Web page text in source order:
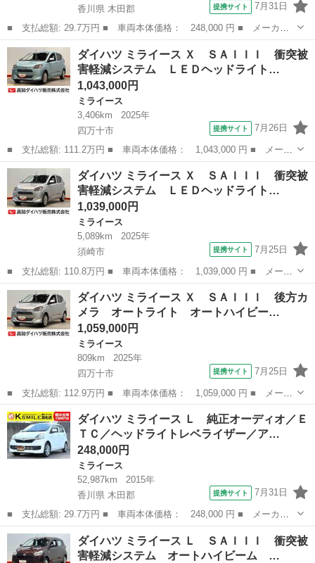
香川県 木田郡
提携サイト 7月31日
■ 支払総額: 29.7万円 ■ 車両本体価格： 248,000 円 ■ メーカー
名： ダイハツ ■ 車種名： ミライース ■ グレード名： Ｘ Ｅ
ＴＣ／ナビ／ワンセグ／ＣＤ再生／バックカメラ／スマートキー／ア
イドリングス...
香川 木田郡 ミライース
ダイハツ ミライース Ｘ ＳＡＩＩＩ 衝突被
害軽減システム ＬＥＤヘッドライト…
1,043,000円
ミライース
3,406km
2025年
四万十市
提携サイト 7月26日
■ 支払総額: 111.2万円 ■ 車両本体価格： 1,043,000 円 ■ メーカ
ー名： ダイハツ ■ 車種名： ミライース ■ グレード名： Ｘ
ＳＡＩＩＩ 衝突被害軽減システム ＬＥＤヘッドライト オートハ
イビーム...
高知 四万十市
ダイハツ ミライース Ｘ ＳＡＩＩＩ 衝突被
害軽減システム ＬＥＤヘッドライト…
1,039,000円
ミライース
5,089km
2025年
須崎市
提携サイト 7月25日
■ 支払総額: 110.8万円 ■ 車両本体価格： 1,039,000 円 ■ メーカ
ー名： ダイハツ ■ 車種名： ミライース ■ グレード名： Ｘ
ＳＡＩＩＩ 衝突被害軽減システム ＬＥＤヘッドライト オートラ
イト オ...
高知 須崎市 ミライース
ダイハツ ミライース Ｘ ＳＡＩＩＩ 後方カ
メラ オートライト オートハイビー…
1,059,000円
ミライース
809km
2025年
四万十市
提携サイト 7月25日
■ 支払総額: 112.9万円 ■ 車両本体価格： 1,059,000 円 ■ メーカ
ー名： ダイハツ ■ 車種名： ミライース ■ グレード名： Ｘ
ＳＡＩＩＩ 後方カメラ オートライト オートハイビーム ＬＥＤ
ヘッドラ...
高知 四万十市
ダイハツ ミライース Ｌ 純正オーディオ／Ｅ
ＴＣ／ヘッドライトレベライザー／ア…
248,000円
ミライース
52,987km
2015年
香川県 木田郡
提携サイト 7月31日
■ 支払総額: 29.7万円 ■ 車両本体価格： 248,000 円 ■ メーカー
名： ダイハツ ■ 車種名： ミライース ■ グレード名： Ｌ 純
正オーディオ／ＥＴＣ／ヘッドライトレベライザー／アイドリングス
トップ／キー...
香川 木田郡 ミライース
ダイハツ ミライース Ｌ ＳＡＩＩＩ 衝突被
害軽減システム オートハイビーム …